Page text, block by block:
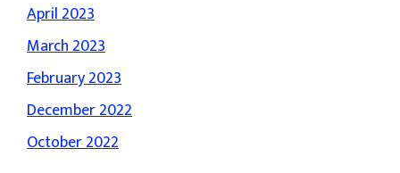
April 2023
March 2023
February 2023
December 2022
October 2022